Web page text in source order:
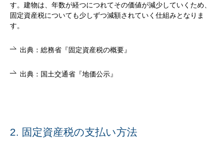
す。建物は、年数が経つにつれてその価値が減少していくため、
固定資産税についても少しずつ減額されていく仕組みとなりま
す。
出典：総務省『固定資産税の概要』
出典：国土交通省『地価公示』
2. 固定資産税の支払い方法